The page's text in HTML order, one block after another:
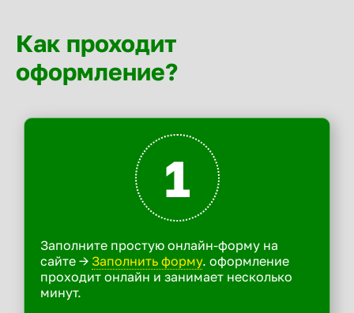
Как проходит
оформление?
1
Заполните простую онлайн-форму на
сайте -> Заполнить форму. оформление
проходит онлайн и занимает несколько
минут.